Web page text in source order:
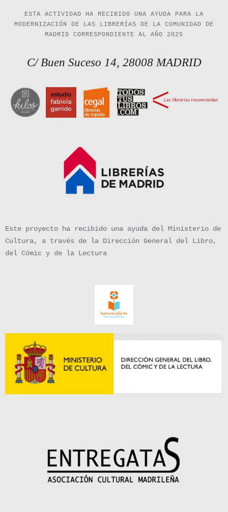
ESTA ACTIVIDAD HA RECIBIDO UNA AYUDA PARA LA
MODERNIZACIÓN DE LAS LIBRERÍAS DE LA COMUNIDAD DE
MADRID CORRESPONDIENTE AL AÑO 2025
C/ Buen Suceso 14, 28008 MADRID
Este proyecto ha recibido una ayuda del Ministerio de
Cultura, a través de la Dirección General del Libro,
del Cómic y de la Lectura